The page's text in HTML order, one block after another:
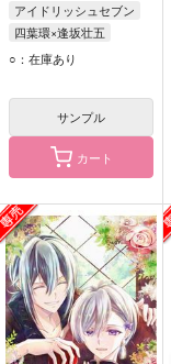
アイドリッシュセブン
四葉環×逢坂壮五
四葉環
逢坂壮五
○：在庫あり
サンプル
カート